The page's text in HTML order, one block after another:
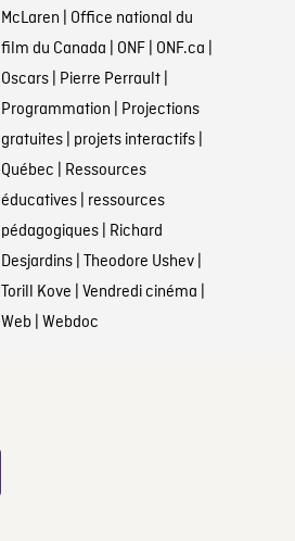
McLaren | Office national du
film du Canada | ONF| ONF.ca |
Oscars| Pierre Perrault|
Programmation | Projections
gratuites| projets interactifs|
Québec | Ressources
éducatives| ressources
pédagogiques| Richard
Desjardins| Theodore Ushev|
Torill Kove | Vendredi cinéma |
Web | Webdoc